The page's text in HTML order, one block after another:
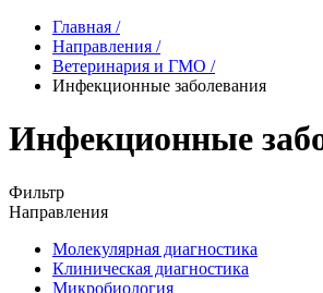
Главная /
Направления /
Ветеринария и ГМО /
Инфекционные заболевания
Инфекционные
Фильтр
Направления
Молекулярная диагностика
Клиническая диагностика
Микробиология